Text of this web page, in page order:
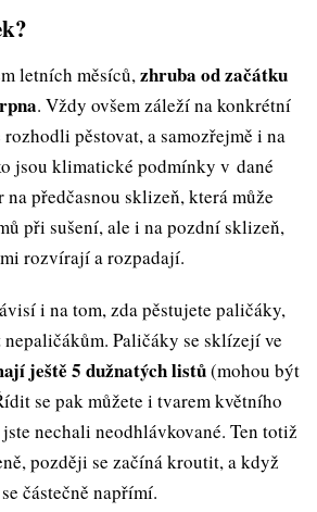
letních měsíců,zhruba od začátku
. Vždy ovšem záleží na konkrétní
pěstovat, a samozřejmě i na
jsou klimatické podmínky v dané
předčasnou sklizeň, která může
při sušení, ale i na pozdní sklizeň,
rozvírají a rozpadají.
i na tom, zda pěstujete paličáky,
Paličáky se sklízejí ve
ještě 5 dužnatých listů(mohou být
se pak můžete i tvarem květního
nechali neodhlávkované. Ten totiž
později se začíná kroutit, a když
částečně napřímí.